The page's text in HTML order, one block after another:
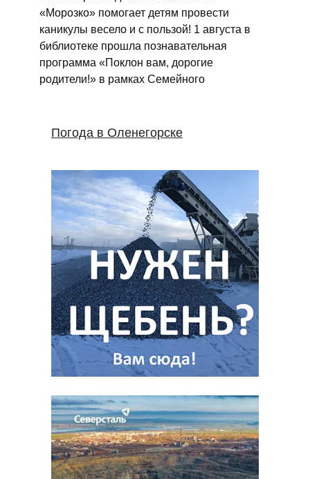
«Морозко» помогает детям провести
каникулы весело и с пользой! 1 августа в
библиотеке прошла познавательная
программа «Поклон вам, дорогие
родители!» в рамках Семейного
Погода в Оленегорске